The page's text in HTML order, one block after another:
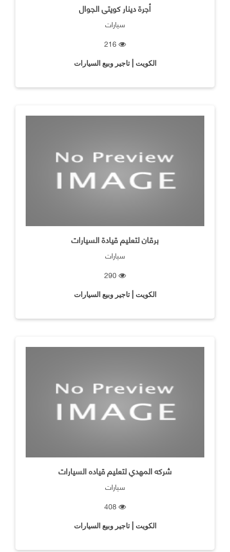
أجرة دينار كويتي الجوال
سيارات
الكويت | تاجير وبيع السيارات
برقان لتعليم قيادة السيارات
سيارات
الكويت | تاجير وبيع السيارات
شركه المهدي لتعليم قياده السيارات
سيارات
الكويت | تاجير وبيع السيارات